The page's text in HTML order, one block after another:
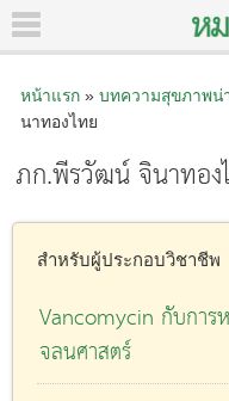
หน้าแรก» บทความสุขภาพน่
นาทองไทย
ภก.พีรวัฒน์ จินาทอง
สำหรับผู้ประกอบวิชาชีพ
Vancomycin กับการ
จลนศาสตร์